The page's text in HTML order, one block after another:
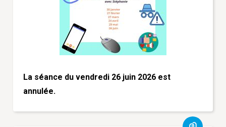
La séance du vendredi 26 juin 2026 est
annulée.